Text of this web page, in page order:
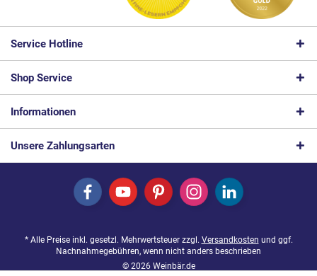
Service Hotline
Shop Service
Informationen
Unsere Zahlungsarten
* Alle Preise inkl. gesetzl. Mehrwertsteuer zzgl. Versandkosten und ggf.
Nachnahmegebühren, wenn nicht anders beschrieben
© 2026 Weinbär.de